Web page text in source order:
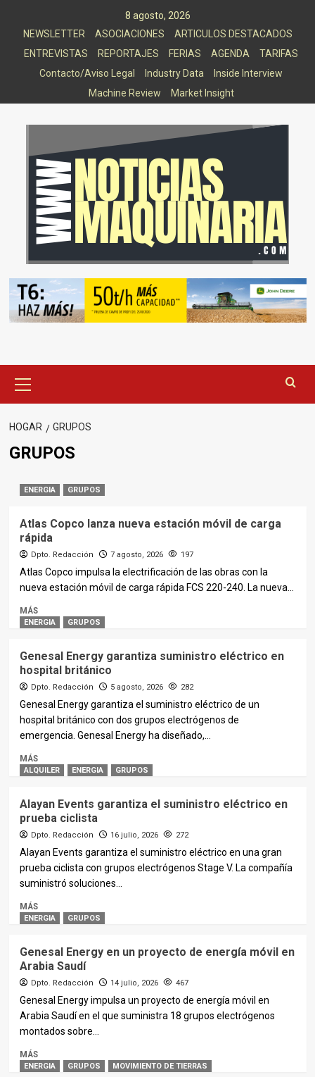
8 agosto, 2026
NEWSLETTER
ASOCIACIONES
ARTICULOS DESTACADOS
ENTREVISTAS
REPORTAJES FERIAS AGENDA
TARIFAS
Contacto/Aviso Legal
Industry Data
Inside Interview
Machine Review
Market Insight
principal
HOGAR GRUPOS
GRUPOS
ENERGIA GRUPOS
Atlas Copco lanza nueva estación móvil de carga
rápida
Dpto. Redacción 7 agosto, 2026 197
Atlas Copco impulsa la electrificación de las obras con la
nueva estación móvil de carga rápida FCS 220-240. La nueva...
MÁS
ENERGIA GRUPOS
Genesal Energy garantiza suministro eléctrico en
hospital británico
Dpto. Redacción 5 agosto, 2026 282
Genesal Energy garantiza el suministro eléctrico de un
hospital británico con dos grupos electrógenos de
emergencia. Genesal Energy ha diseñado,...
MÁS
ALQUILER ENERGIA GRUPOS
Alayan Events garantiza el suministro eléctrico en
prueba ciclista
Dpto. Redacción 16 julio, 2026 272
Alayan Events garantiza el suministro eléctrico en una gran
prueba ciclista con grupos electrógenos Stage V. La compañía
suministró soluciones...
MÁS
ENERGIA GRUPOS
Genesal Energy en un proyecto de energía móvil en
Arabia Saudí
Dpto. Redacción 14 julio, 2026 467
Genesal Energy impulsa un proyecto de energía móvil en
Arabia Saudí en el que suministra 18 grupos electrógenos
montados sobre...
MÁS
ENERGIA GRUPOS MOVIMIENTO DE TIERRAS